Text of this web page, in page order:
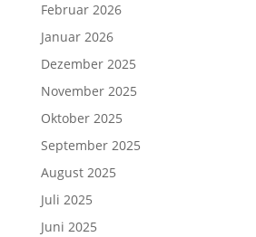
Februar 2026
Januar 2026
Dezember 2025
November 2025
Oktober 2025
September 2025
August 2025
Juli 2025
Juni 2025